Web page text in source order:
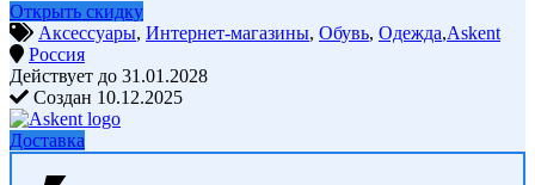
Открыть скидку
Аксессуары, Интернет-магазины, Обувь, Одежда,Askent
Россия
Действует до 31.01.2028
Создан 10.12.2025
Доставка